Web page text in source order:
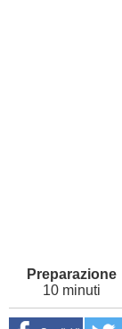
10 minuti